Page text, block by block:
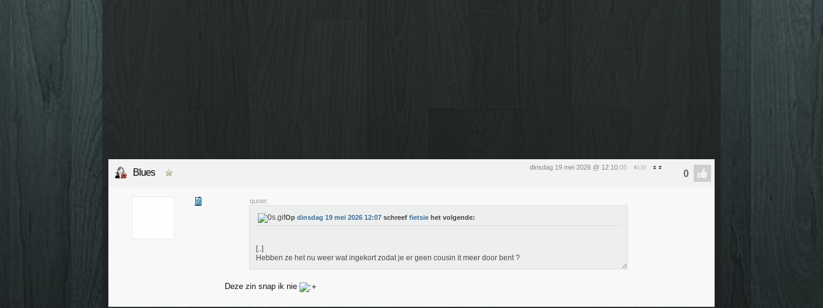
dinsdag 19 mei 2026 @ 12:10:05 #130
Blues
quote:
Op dinsdag 19 mei 2026 12:07 schreef fietsie het volgende:
[..]
Hebben ze het nu weer wat ingekort zodat je er geen cousin it meer door bent ?
Deze zin snap ik nie